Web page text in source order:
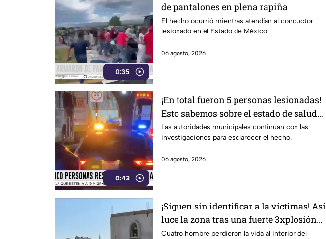
0:35
de pantalones en plena rapiña
El hecho ocurrió mientras atendían al conductor
lesionado en el Estado de México
06 agosto, 2026
0:43
¡En total fueron 5 personas lesionadas!
Esto sabemos sobre el estado de salud
de los afectados en la Estación Delta en
León
Las autoridades municipales continúan con las
investigaciones para esclarecer el hecho.
06 agosto, 2026
¡Siguen sin identificar a la víctimas! Así
luce la zona tras una fuerte 3xplosión
una pensión en Jalisco
Cuatro hombre perdieron la vida al interior del